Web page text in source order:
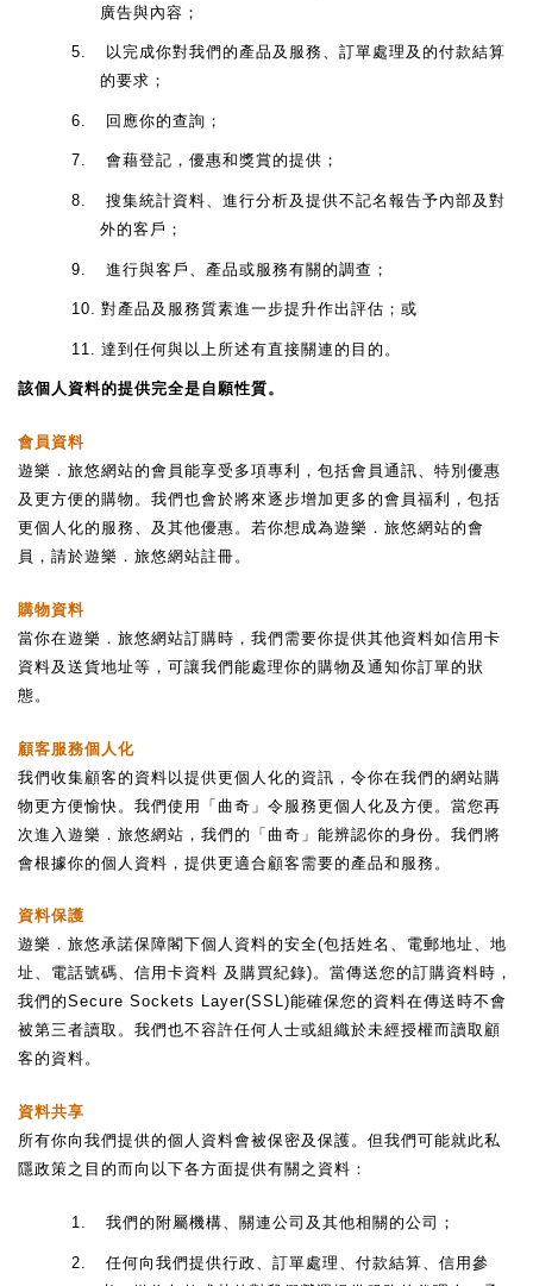
廣告與內容；
5.
以完成你對我們的產品及服務、訂單處理及的付款結算
的要求；
6. 回應你的查詢；
7. 會藉登記，優惠和獎賞的提供；
8.
搜集統計資料、進行分析及提供不記名報告予內部及對
外的客戶；
9. 進行與客戶、產品或服務有關的調查；
10. 對產品及服務質素進一步提升作出評估；或
11. 達到任何與以上所述有直接關連的目的。
該個人資料的提供完全是自願性質。
會員資料
遊樂．旅悠網站的會員能享受多項專利，包括會員通訊、特別優惠
及更方便的購物。我們也會於將來逐步增加更多的會員福利，包括
更個人化的服務、及其他優惠。若你想成為遊樂．旅悠網站的會
員，請於遊樂．旅悠網站註冊。
購物資料
當你在遊樂．旅悠網站訂購時，我們需要你提供其他資料如信用卡
資料及送貨地址等，可讓我們能處理你的購物及通知你訂單的狀
態。
顧客服務個人化
我們收集顧客的資料以提供更個人化的資訊，令你在我們的網站購
物更方便愉快。我們使用「曲奇」令服務更個人化及方便。當您再
次進入遊樂．旅悠網站，我們的「曲奇」能辨認你的身份。我們將
會根據你的個人資料，提供更適合顧客需要的產品和服務。
資料保護
遊樂．旅悠承諾保障閣下個人資料的安全(包括姓名、電郵地址、地
址、電話號碼、信用卡資料 及購買紀錄)。當傳送您的訂購資料時，
我們的Secure Sockets Layer(SSL)能確保您的資料在傳送時不會
被第三者讀取。我們也不容許任何人士或組織於未經授權而讀取顧
客的資料。
資料共享
所有你向我們提供的個人資料會被保密及保護。但我們可能就此私
隱政策之目的而向以下各方面提供有關之資料：
1. 我們的附屬機構、關連公司及其他相關的公司；
2.
任何向我們提供行政、訂單處理、付款結算、信用參